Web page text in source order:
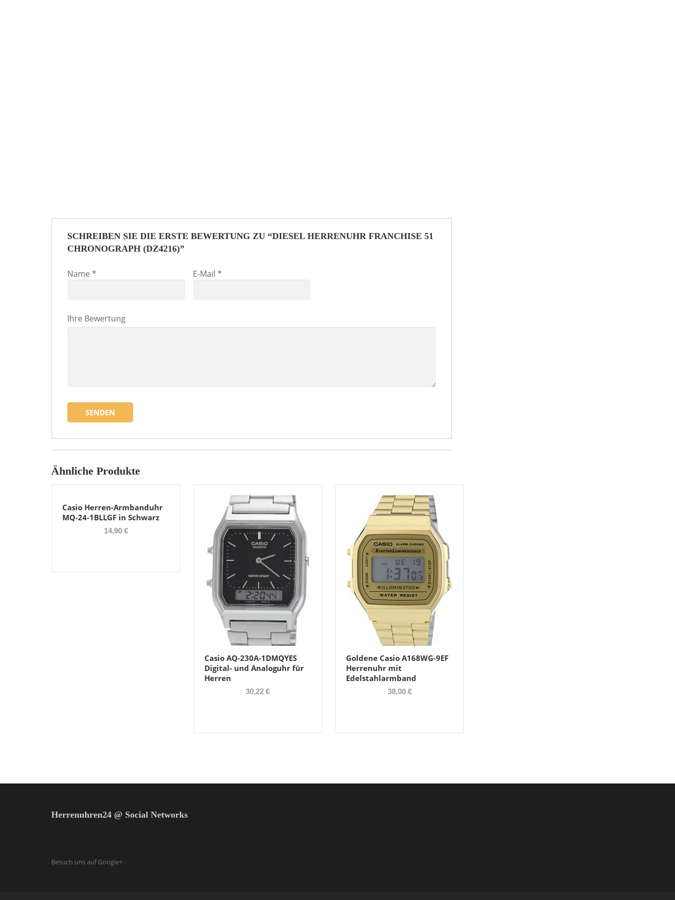
SCHREIBEN SIE DIE ERSTE BEWERTUNG ZU “DIESEL HERRENUHR FRANCHISE 51
CHRONOGRAPH (DZ4216)”
Name * E-Mail *
Ihre Bewertung
Ähnliche Produkte
Casio Herren-Armbanduhr
MQ-24-1BLLGF in Schwarz
14,90 €
Casio AQ-230A-1DMQYES
Digital- und Analoguhr für
Herren
30,22 €
Goldene Casio A168WG-9EF
Herrenuhr mit
Edelstahlarmband
38,00 €
Herrenuhren24 @ Social Networks
Besuch uns auf Google+